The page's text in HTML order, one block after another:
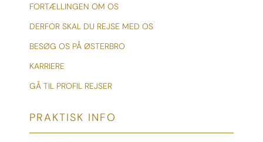
FORTÆLLINGEN OM OS
DERFOR SKAL DU REJSE MED OS
BESØG OS PÅ ØSTERBRO
KARRIERE
GÅ TIL PROFIL REJSER
PRAKTISK INFO